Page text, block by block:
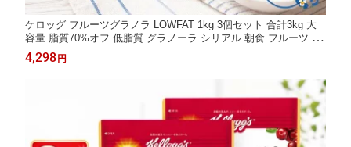
ケロッグ フルーツグラノラ LOWFAT 1kg 3個セット 合計3kg 大
容量 脂質70%オフ 低脂質 グラノーラ シリアル 朝食 フルーツ い
ちご 鉄分 ビタミン 食物繊維入り ザクザク ローファット 国内製
造 コストコ まとめ買い 送料無料 【ゆっくりお得便】
4,298円